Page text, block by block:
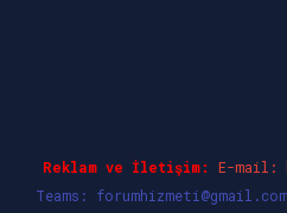
Reklam ve İletişim: E-mail:
Teams: forumhizmeti@gmail.com